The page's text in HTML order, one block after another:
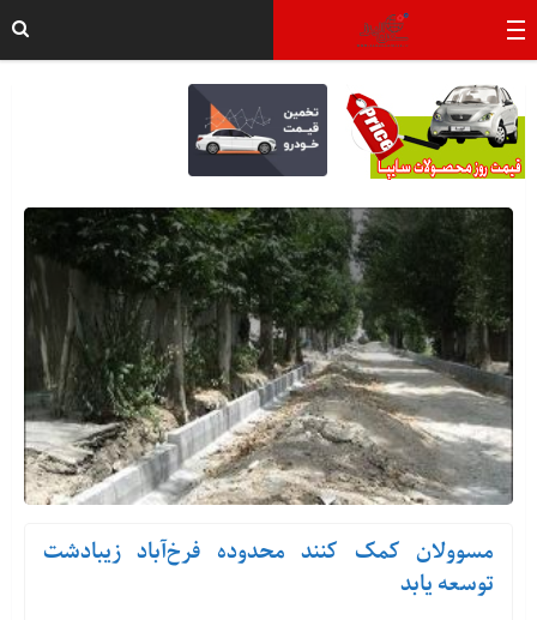
مسوولان کمک کنند محدوده فرخ‌آباد زیبادشت
توسعه یابد